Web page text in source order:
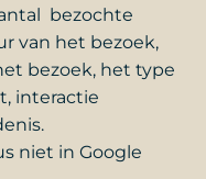
bezochte
van het bezoek,
bezoek, het type
interactie
niet in Google